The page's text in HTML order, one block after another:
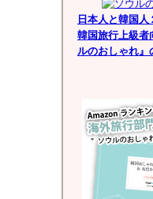
日本人と韓国人
韓国旅行上級者
ルのおしゃれ』